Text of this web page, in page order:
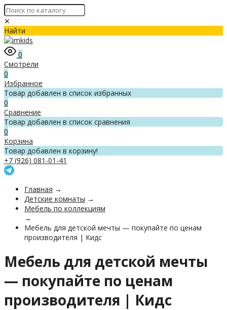
✕
Найти
0
Смотрели
0
Избранное
Товар добавлен в список избранных
0
Сравнение
Товар добавлен в список сравнения
0
Корзина
Товар добавлен в корзину!
+7 (926) 081-01-41
Главная →
Детские комнаты →
Мебель по коллекциям
→
Мебель для детской мечты — покупайте по ценам
производителя | Кидс
Мебель для детской мечты
— покупайте по ценам
производителя | Кидс